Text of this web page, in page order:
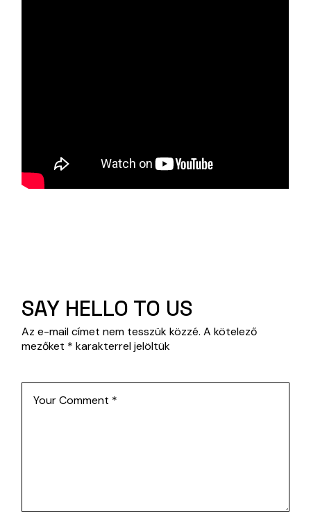
SAY HELLO TO US
Az e-mail címet nem tesszük közzé. A kötelező
mezőket * karakterrel jelöltük